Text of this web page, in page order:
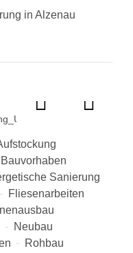
in Alzenau
Bauvorhaben
Sanierung
Fliesenarbeiten
Neubau
Rohbau